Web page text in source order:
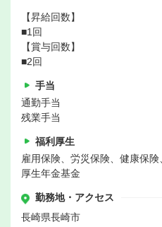
【昇給回数】
■1回
【賞与回数】
■2回
手当
通勤手当
残業手当
福利厚生
雇用保険、労災保険、健康保
厚生年金基金
勤務地・アクセス
長崎県長崎市